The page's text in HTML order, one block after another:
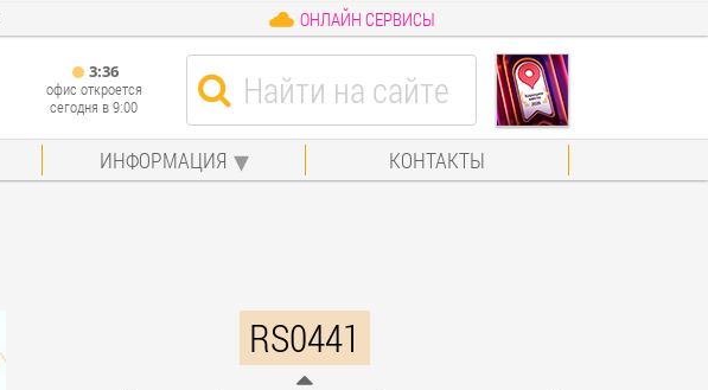
ОНЛАЙН СЕРВИСЫ
3:36
офис откроется
сегодня в 9:00
ИНФОРМАЦИЯ КОНТАКТЫ
RS0441